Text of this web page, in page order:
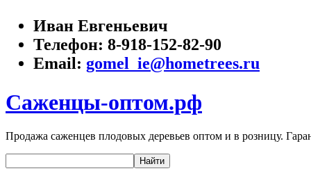
Иван Евгеньевич
Телефон: 8-918-152-82-90
Email: gomel_ie@hometrees.ru
Саженцы-оптом.рф
Продажа саженцев плодовых деревьев оптом и в розницу.